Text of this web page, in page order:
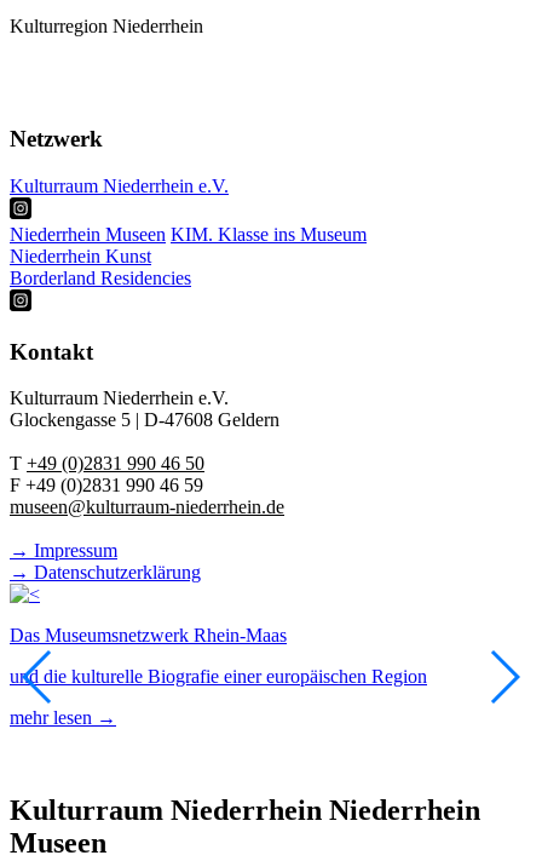
Kulturregion Niederrhein
Netzwerk
Kulturraum Niederrhein e.V.
Niederrhein Museen KIM. Klasse ins Museum
Niederrhein Kunst
Borderland Residencies
Kontakt
Kulturraum Niederrhein e.V.
Glockengasse 5 | D-47608 Geldern
T +49 (0)2831 990 46 50
F +49 (0)2831 990 46 59
museen@kulturraum-niederrhein.de
→ Impressum
→ Datenschutzerklärung
Das Museumsnetzwerk Rhein-Maas
und die kulturelle Biografie einer europäischen Region
mehr lesen →
Kulturraum Niederrhein Niederrhein
Museen